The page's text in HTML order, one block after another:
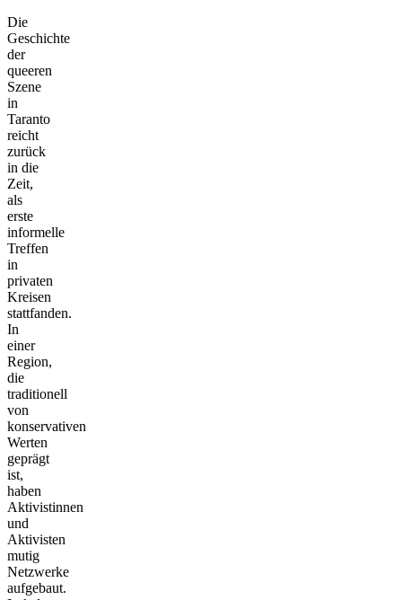
Die
Geschichte
der
queeren
Szene
in
Taranto
reicht
zurück
in die
Zeit,
als
erste
informelle
Treffen
in
privaten
Kreisen
stattfanden.
In
einer
Region,
die
traditionell
von
konservativen
Werten
geprägt
ist,
haben
Aktivistinnen
und
Aktivisten
mutig
Netzwerke
aufgebaut.